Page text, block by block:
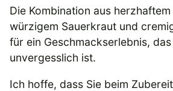
Die Kombination aus
würzigem Sauerkraut und
für ein Geschmackserlebnis,
unvergesslich ist.
Ich hoffe, dass Sie beim